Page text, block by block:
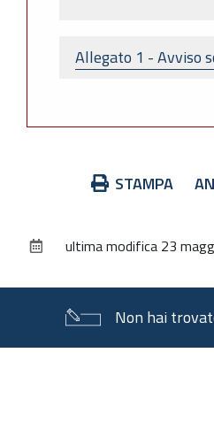
Allegato 1 - Avviso
STAMPA
ultima modifica 23
Non hai